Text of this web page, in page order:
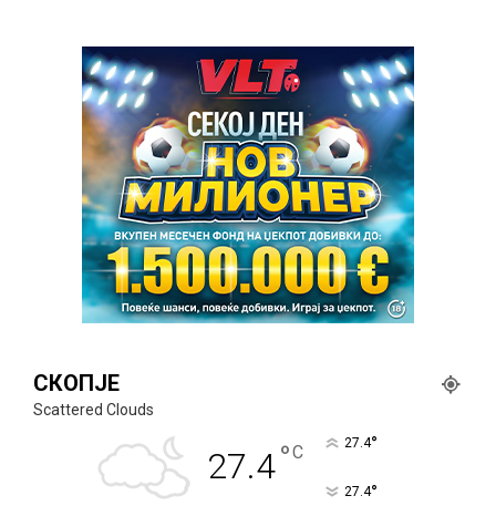
СКОПЈЕ
Scattered Clouds
27.4°C 27.4°
27.4°